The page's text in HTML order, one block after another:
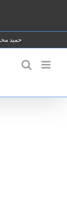
content
حمید محسنی